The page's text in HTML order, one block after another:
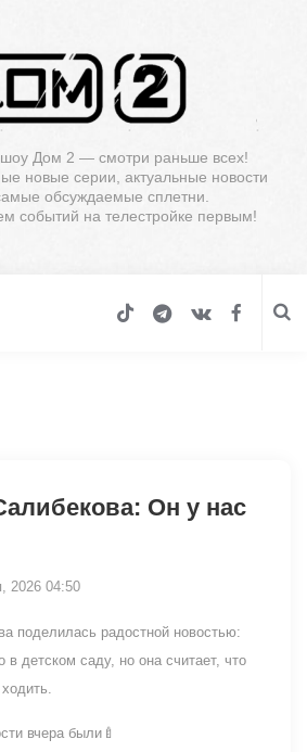
Дом 2 — смотри раньше всех!
новые серии, актуальные новости
обсуждаемые сплетни.
событий на телестройке первым!
Он у нас
2026 04:50
поделилась радостной новостью:
в детском саду, но она считает, что
вчера были🍼